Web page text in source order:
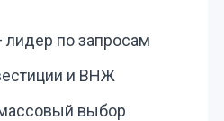
лидер по запросам
и ВНЖ
выбор